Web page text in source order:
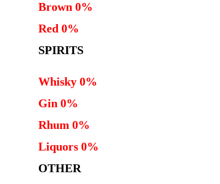
Brown 0%
Red 0%
SPIRITS
Whisky 0%
Gin 0%
Rhum 0%
Liquors 0%
OTHER